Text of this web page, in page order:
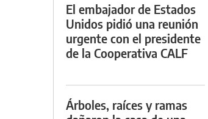
El embajador de Estados
Unidos pidió una reunión
urgente con el presidente
de la Cooperativa CALF
Árboles, raíces y ramas